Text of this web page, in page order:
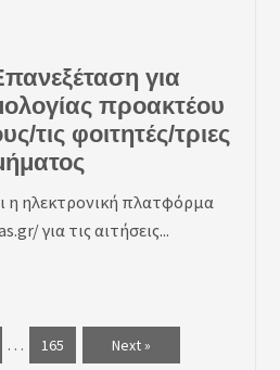
για
προακτέου
τις φοιτητές/τριες
η ηλεκτρονική πλατφόρμα
για τις αιτήσεις...
… 165 Next »